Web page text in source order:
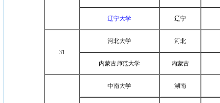
辽宁大学 辽宁
31
河北大学 河北
内蒙古师范大学 内蒙古
中南大学 湖南